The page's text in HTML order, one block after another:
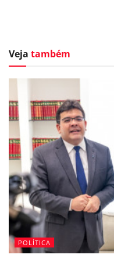
Veja também
POLÍTICA